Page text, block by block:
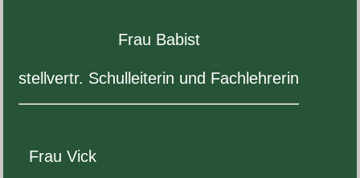
Frau Babist
stel­lvertr. Schullei­t­erin und Fachlehrerin
Frau Vick